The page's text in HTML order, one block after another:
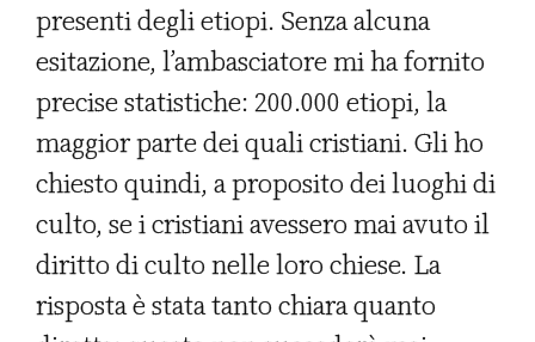
presenti degli etiopi. Senza alcuna
esitazione, l’ambasciatore mi ha fornito
precise statistiche: 200.000 etiopi, la
maggior parte dei quali cristiani. Gli ho
chiesto quindi, a proposito dei luoghi di
culto, se i cristiani avessero mai avuto il
diritto di culto nelle loro chiese. La
risposta è stata tanto chiara quanto